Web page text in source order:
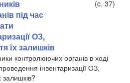
під час
ОЗ,
їх залишків
(c. 37)
контролюючих органів в ході
інвентаризації ОЗ,